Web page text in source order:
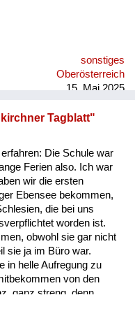
sonstiges
Oberösterreich
15. Mai 2025
Tagblatt"
Die Schule war
Ferien also. Ich war
wir die ersten
Ebensee bekommen,
die bei uns
worden ist.
obwohl sie gar nicht
sie ja im Büro war.
in helle Aufregung zu
von den
ganz streng, denn